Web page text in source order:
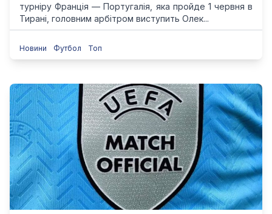
турніру Франція — Португалія, яка пройде 1 червня в
Тирані, головним арбітром виступить Олек...
Новини Футбол Топ